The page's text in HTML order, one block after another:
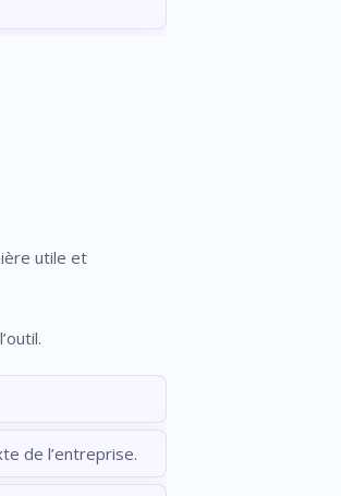
utile et
de l’entreprise.